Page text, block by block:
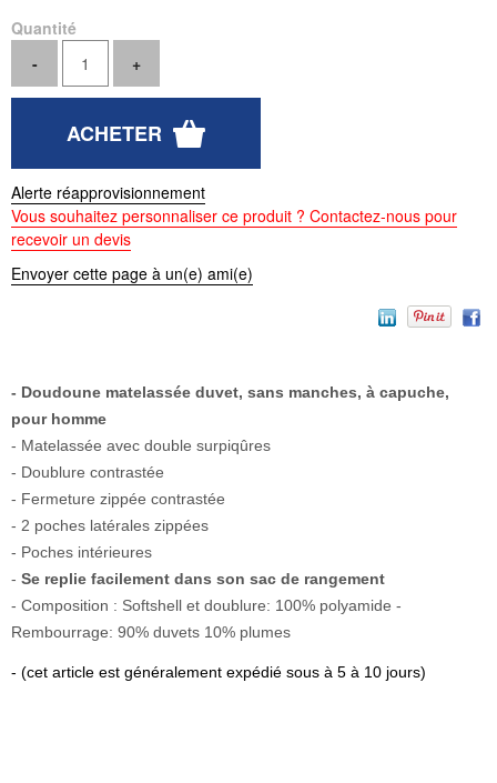
Quantité
Alerte réapprovisionnement
Vous souhaitez personnaliser ce produit ? Contactez-nous pour
recevoir un devis
Envoyer cette page à un(e) ami(e)
- Doudoune matelassée duvet, sans manches, à capuche,
pour homme
- Matelassée avec double surpiqûres
- Doublure contrastée
- Fermeture zippée contrastée
- 2 poches latérales zippées
- Poches intérieures
- Se replie facilement dans son sac de rangement
- Composition : Softshell et doublure: 100% polyamide -
Rembourrage: 90% duvets 10% plumes
- (cet article est généralement expédié sous à 5 à 10 jours)